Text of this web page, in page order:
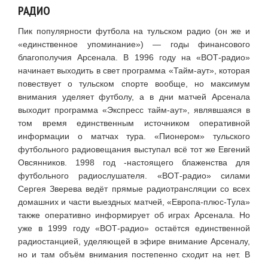
РАДИО
Пик популярности футбола на тульском радио (он же и
«единственное упоминание») — годы финансового
благополучия Арсенала. В 1996 году на «ВОТ-радио»
начинает выходить в свет программа «Тайм-аут», которая
повествует о тульском спорте вообще, но максимум
внимания уделяет футболу, а в дни матчей Арсенала
выходит программа «Экспресс тайм-аут», являвшаяся в
том время единственным источником оперативной
информации о матчах тура. «Пионером» тульского
футбольного радиовещания выступал всё тот же Евгений
Овсянников. 1998 год -настоящего блаженства для
футбольного радиослушателя. «ВОТ-радио» силами
Сергея Зверева ведёт прямые радиотрансляции со всех
домашних и части выездных матчей, «Европа-плюс-Тула»
также оперативно информирует об играх Арсенала. Но
уже в 1999 году «ВОТ-радио» остаётся единственной
радиостанцией, уделяющей в эфире внимание Арсеналу,
но и там объём внимания постепенно сходит на нет. В